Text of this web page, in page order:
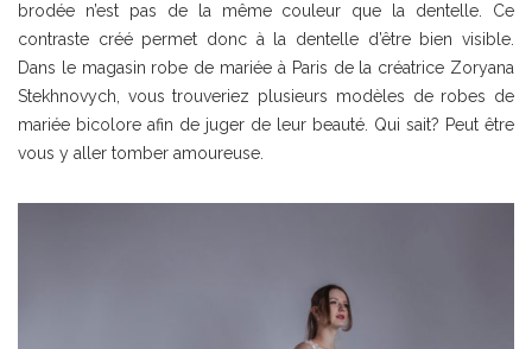
brodée n’est pas de la même couleur que la dentelle. Ce
contraste créé permet donc à la dentelle d’être bien visible.
Dans le magasin robe de mariée à Paris de la créatrice Zoryana
Stekhnovych, vous trouveriez plusieurs modèles de robes de
mariée bicolore afin de juger de leur beauté. Qui sait? Peut être
vous y aller tomber amoureuse.